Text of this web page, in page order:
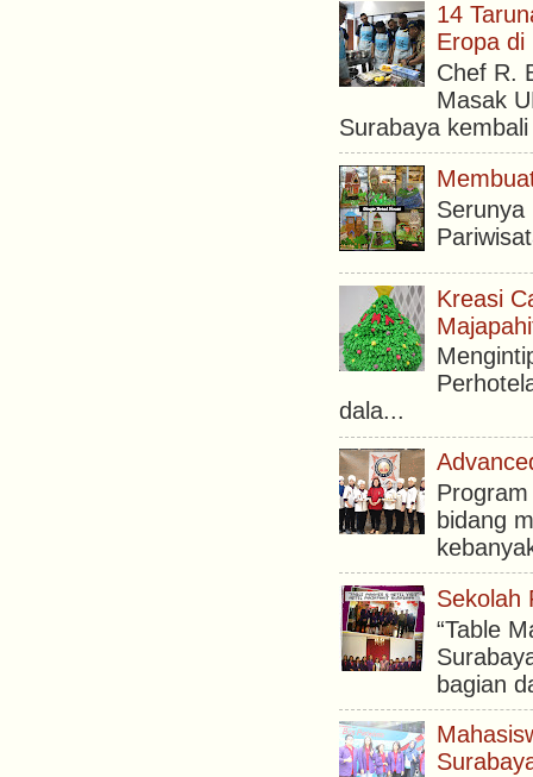
14
Eropa di
Chef R.
Masak
Surabaya
Serunya
Kreasi
dala...
bidang
Sekolah
“Table
bagian